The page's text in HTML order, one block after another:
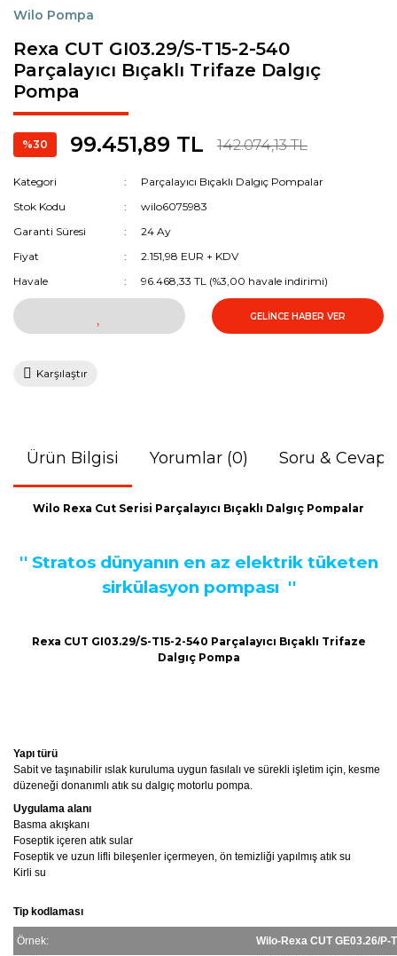
Wilo Pompa
Rexa CUT GI03.29/S-T15-2-540
Parçalayıcı Bıçaklı Trifaze Dalgıç
Pompa
%30 99.451,89 TL 142.074,13 TL
Kategori
Parçalayıcı Bıçaklı Dalgıç Pompalar
Stok Kodu
wilo6075983
Garanti Süresi
24 Ay
Fiyat
2.151,98 EUR + KDV
Havale
96.468,33 TL (%3,00 havale indirimi)
GELİNCE HABER VER
Karşılaştır
Ürün Bilgisi Yorumlar (0) Soru & Cevap
Wilo Rexa Cut Serisi Parçalayıcı Bıçaklı Dalgıç Pompalar
'' Stratos dünyanın en az elektrik tüketen
sirkülasyon pompası ''
Rexa CUT GI03.29/S-T15-2-540 Parçalayıcı Bıçaklı Trifaze
Dalgıç Pompa
Yapı türü
Sabit ve taşınabilir ıslak kuruluma uygun fasılalı ve sürekli işletim için, kesme
düzeneği donanımlı atık su dalgıç motorlu pompa.
Uygulama alanı
Basma akışkanı
Foseptik içeren atık sular
Foseptik ve uzun lifli bileşenler içermeyen, ön temizliği yapılmış atık su
Kirli su
Tip kodlaması
Örnek:
Wilo-Rexa CUT GE03.26/P-